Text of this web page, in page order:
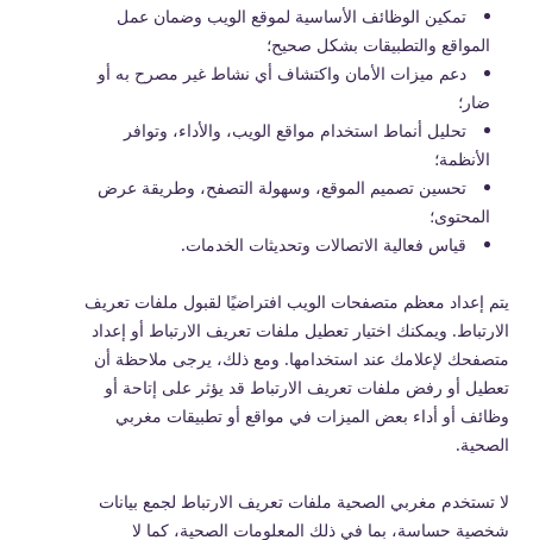
تمكين الوظائف الأساسية لموقع الويب وضمان عمل
المواقع والتطبيقات بشكل صحيح؛
دعم ميزات الأمان واكتشاف أي نشاط غير مصرح به أو
ضار؛
تحليل أنماط استخدام مواقع الويب، والأداء، وتوافر
الأنظمة؛
تحسين تصميم الموقع، وسهولة التصفح، وطريقة عرض
المحتوى؛
قياس فعالية الاتصالات وتحديثات الخدمات.
يتم إعداد معظم متصفحات الويب افتراضيًا لقبول ملفات تعريف
الارتباط. ويمكنك اختيار تعطيل ملفات تعريف الارتباط أو إعداد
متصفحك لإعلامك عند استخدامها. ومع ذلك، يرجى ملاحظة أن
تعطيل أو رفض ملفات تعريف الارتباط قد يؤثر على إتاحة أو
وظائف أو أداء بعض الميزات في مواقع أو تطبيقات مغربي
الصحية.
لا تستخدم مغربي الصحية ملفات تعريف الارتباط لجمع بيانات
شخصية حساسة، بما في ذلك المعلومات الصحية، كما لا